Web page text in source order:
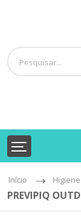
Início
PREVIPIQ